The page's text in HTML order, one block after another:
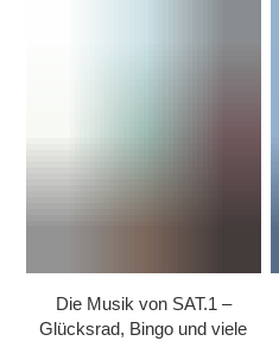
Die Musik von SAT.1 –
Glücksrad, Bingo und viele